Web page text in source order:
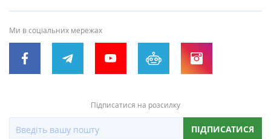
Ми в соціальних мережах
Підписатися на розсилку
ПІДПИСАТИСЯ